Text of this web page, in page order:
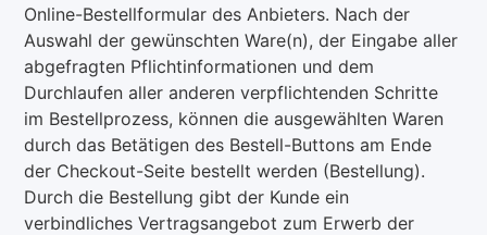
Online-Bestellformular des Anbieters. Nach der
Auswahl der gewünschten Ware(n), der Eingabe aller
abgefragten Pflichtinformationen und dem
Durchlaufen aller anderen verpflichtenden Schritte
im Bestellprozess, können die ausgewählten Waren
durch das Betätigen des Bestell-Buttons am Ende
der Checkout-Seite bestellt werden (Bestellung).
Durch die Bestellung gibt der Kunde ein
verbindliches Vertragsangebot zum Erwerb der